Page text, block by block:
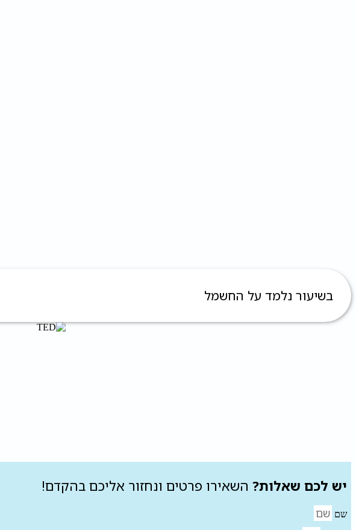
בשיעור נלמד על החשמל
יש לכם שאלות? השאירו פרטים ונחזור אליכם בהקדם!
שם